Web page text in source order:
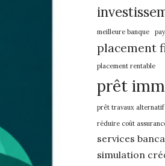
meilleure banque
placement
placement rentable
prêt
prêt travaux alternatif
réduire coût
services
simulation